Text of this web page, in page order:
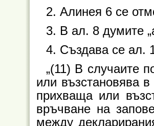
2. Алинея 6 се
3. В ал. 8 думите
4. Създава се ал.
„(11) В случаите
или възстановява
прихваща или
връчване на
между